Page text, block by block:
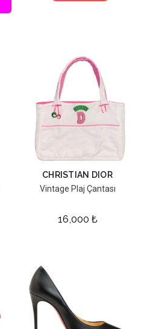
CHRISTIAN DIOR
Vintage Plaj Çantası
16,000 ₺